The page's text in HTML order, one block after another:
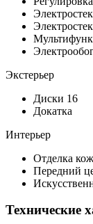
Экстерьер
Диски 16
Докатка
Интерьер
Отделка
Передний
Технические